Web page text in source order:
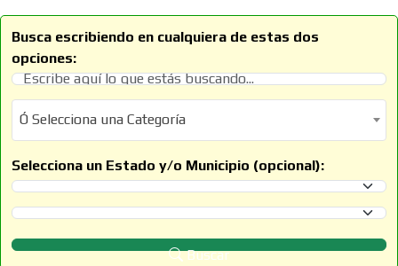
Busca escribiendo en cualquiera de estas dos
opciones:
Ó Selecciona una Categoría
Ó Selecciona una Categoría
Selecciona un Estado y/o Municipio (opcional):
Selecciona un Estado
Selecciona un Municipio
Buscar